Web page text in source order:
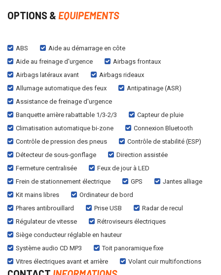
OPTIONS & EQUIPEMENTS
ABS
Aide au démarrage en côte
Aide au freinage d'urgence
Airbags frontaux
Airbags latéraux avant
Airbags rideaux
Allumage automatique des feux
Antipatinage (ASR)
Assistance de freinage d'urgence
Banquette arrière rabattable 1/3-2/3
Capteur de pluie
Climatisation automatique bi-zone
Connexion Bluetooth
Contrôle de pression des pneus
Contrôle de stabilité (ESP)
Détecteur de sous-gonflage
Direction assistée
Fermeture centralisée
Feux de jour à LED
Frein de stationnement électrique
GPS
Jantes alliage
Kit mains libres
Ordinateur de bord
Phares antibrouillard
Prise USB
Radar de recul
Régulateur de vitesse
Rétroviseurs électriques
Siège conducteur réglable en hauteur
Système audio CD MP3
Toit panoramique fixe
Vitres électriques avant et arrière
Volant cuir multifonctions